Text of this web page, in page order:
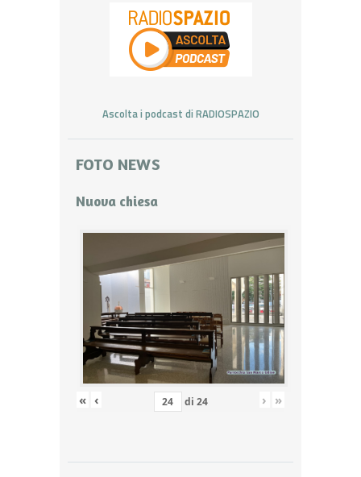
Ascolta i podcast di RADIOSPAZIO
FOTO NEWS
Nuova chiesa
« ‹ di 24 › »